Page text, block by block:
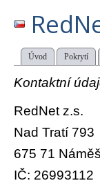
Úvod Pokrytí
Kontaktní
RedNet z.s.
Nad Tratí 793
675 71
IČ: 26993112